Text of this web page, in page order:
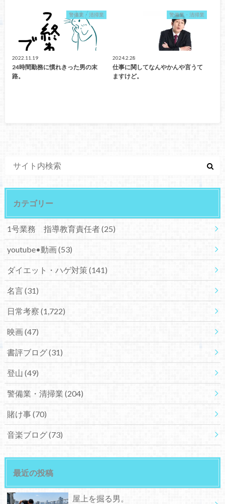
警備業・清掃業
2022.11.19
24時間勤務に慣れきった男の末
路。
警備業・清掃業
2024.2.28
仕事に関してなんやかんや言うて
ますけど。
カテゴリー
1号業務 指導教育責任者(25)
youtube•動画(53)
ダイエット・ハゲ対策(141)
名言(31)
日常考察 (1,722)
映画(47)
書評ブログ(31)
登山 (49)
警備業・清掃業 (204)
賭け事(70)
音楽ブログ(73)
最近の投稿
屋上を掘る男。